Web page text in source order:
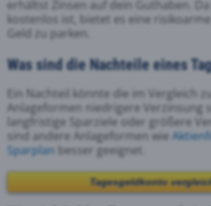
erhältst Zinsen auf dein Guthaben. Da
kostenlos ist, bietet es eine
Geld zu parken.
Was sind die Nachteile eines
Ein Nachteil könnte die im Vergleich
Anlageformen niedrigere Verzinsung
langfristige Sparziele oder größere
sind andere Anlageformen wie
Sparplan besser geeignet.
Tagesgeldkonto